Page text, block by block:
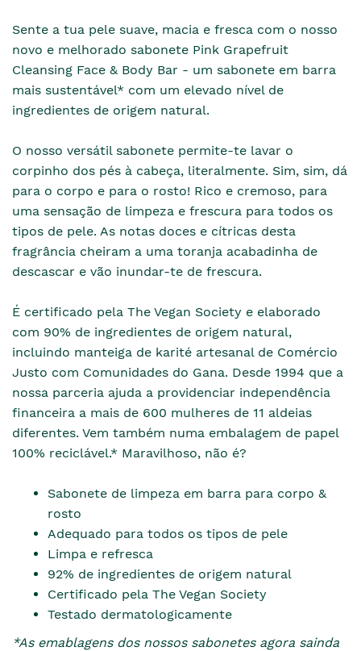
Sente a tua pele suave, macia e fresca com o nosso
novo e melhorado sabonete Pink Grapefruit
Cleansing Face & Body Bar - um sabonete em barra
mais sustentável* com um elevado nível de
ingredientes de origem natural.
O nosso versátil sabonete permite-te lavar o
corpinho dos pés à cabeça, literalmente. Sim, sim, dá
para o corpo e para o rosto! Rico e cremoso, para
uma sensação de limpeza e frescura para todos os
tipos de pele. As notas doces e cítricas desta
fragrância cheiram a uma toranja acabadinha de
descascar e vão inundar-te de frescura.
É certificado pela The Vegan Society e elaborado
com 90% de ingredientes de origem natural,
incluindo manteiga de karité artesanal de Comércio
Justo com Comunidades do Gana. Desde 1994 que a
nossa parceria ajuda a providenciar independência
financeira a mais de 600 mulheres de 11 aldeias
diferentes. Vem também numa embalagem de papel
100% reciclável.* Maravilhoso, não é?
Sabonete de limpeza em barra para corpo &
rosto
Adequado para todos os tipos de pele
Limpa e refresca
92% de ingredientes de origem natural
Certificado pela The Vegan Society
Testado dermatologicamente
*As emablagens dos nossos sabonetes agora sainda